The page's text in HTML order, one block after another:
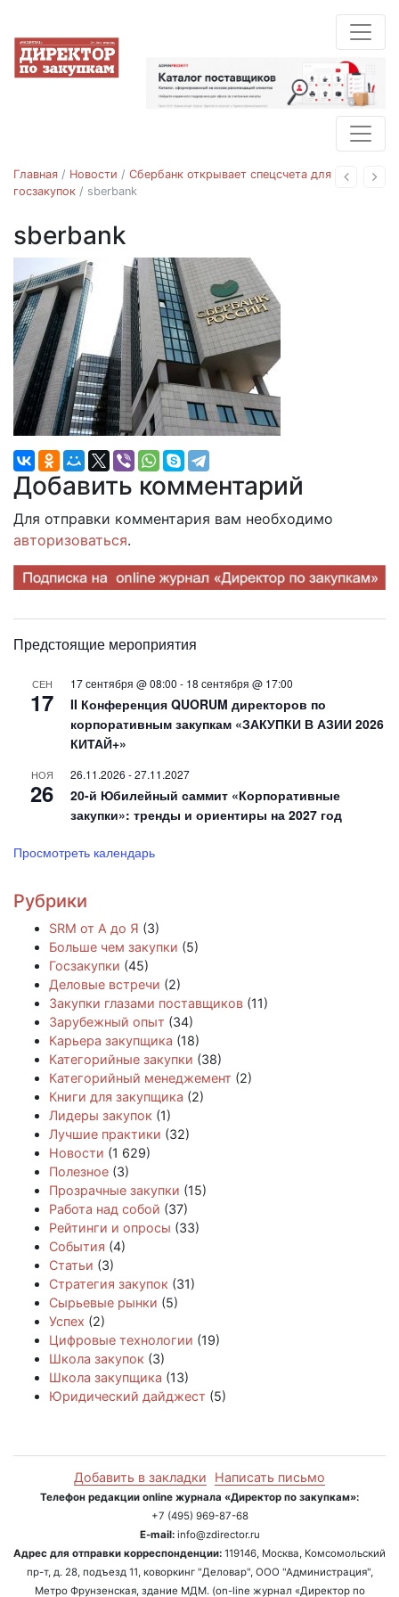
Назад
Главная / Новости / Сбербанк открывает спецсчета для
госзакупок / sberbank
sberbank
Добавить комментарий
Для отправки комментария вам необходимо
авторизоваться.
Предстоящие мероприятия
СЕН
17
17 сентября @ 08:00 - 18 сентября @ 17:00
II Конференция QUORUM директоров по
корпоративным закупкам «ЗАКУПКИ В АЗИИ 2026
КИТАЙ+»
НОЯ
26
26.11.2026 -27.11.2027
20-й Юбилейный саммит «Корпоративные
закупки»: тренды и ориентиры на 2027 год
Просмотреть календарь
Рубрики
SRM от А до Я (3)
Больше чем закупки (5)
Госзакупки (45)
Деловые встречи (2)
Закупки глазами поставщиков (11)
Зарубежный опыт (34)
Карьера закупщика (18)
Категорийные закупки (38)
Категорийный менеджемент (2)
Книги для закупщика (2)
Лидеры закупок (1)
Лучшие практики (32)
Новости (1 629)
Полезное (3)
Прозрачные закупки (15)
Работа над собой (37)
Рейтинги и опросы (33)
События (4)
Статьи (3)
Стратегия закупок (31)
Сырьевые рынки (5)
Успех (2)
Цифровые технологии (19)
Школа закупок (3)
Школа закупщика (13)
Юридический дайджест (5)
Добавить в закладки Написать письмо
Телефон редакции online журнала «Директор по закупкам»:
+7 (495) 969-87-68
E-mail:info@zdirector.ru
Адрес для отправки корреспонденции: 119146, Москва, Комсомольский
пр-т, д. 28, подъезд 11, коворкинг "Деловар", ООО "Администрация",
Метро Фрунзенская, здание МДМ. (on-line журнал «Директор по